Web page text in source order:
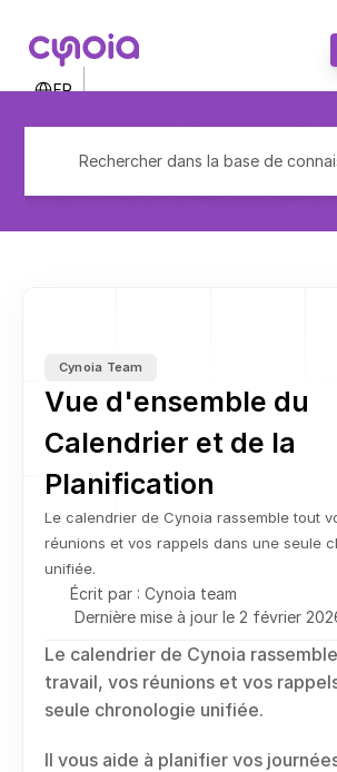
FR
Inscrivez-vous
Rechercher dans la base de
Cynoia Team
Vue d'ensemble du
Calendrier et de la
Planification
Le calendrier de Cynoia rassemble tout
réunions et vos rappels dans une seule
unifiée.
Écrit par : Cynoia team
Dernière mise à jour le 2 février
Le calendrier de Cynoia
travail, vos réunions et vos
seule chronologie unifiée.
Il vous aide à planifier vos